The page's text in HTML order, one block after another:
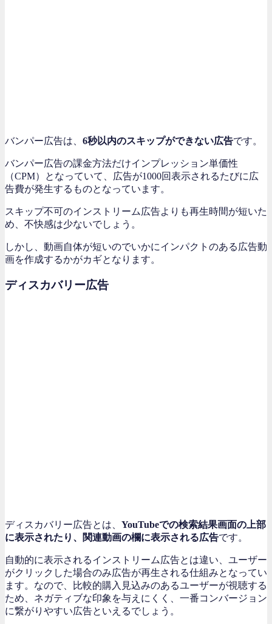
バンパー広告は、 6秒以内のスキップができない広告です。
バンパー広告の課金方法だけインプレッション単価性
（CPM）となっていて、広告が1000回表示されるたびに広
告費が発生するものとなっています。
スキップ不可のインストリーム広告よりも再生時間が短いた
め、不快感は少ないでしょう。
しかし、動画自体が短いのでいかにインパクトのある広告動
画を作成するかがカギとなります。
ディスカバリー広告
ディスカバリー広告とは、 YouTubeでの検索結果画面の上部
に表示されたり、関連動画の欄に表示される広告です。
自動的に表示されるインストリーム広告とは違い、ユーザー
がクリックした場合のみ広告が再生される仕組みとなってい
ます。なので、比較的購入見込みのあるユーザーが視聴する
ため、ネガティブな印象を与えにくく、一番コンバージョン
に繋がりやすい広告といえるでしょう。